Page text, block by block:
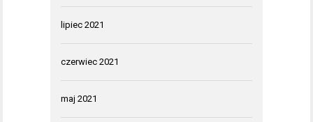
lipiec 2021
czerwiec 2021
maj 2021